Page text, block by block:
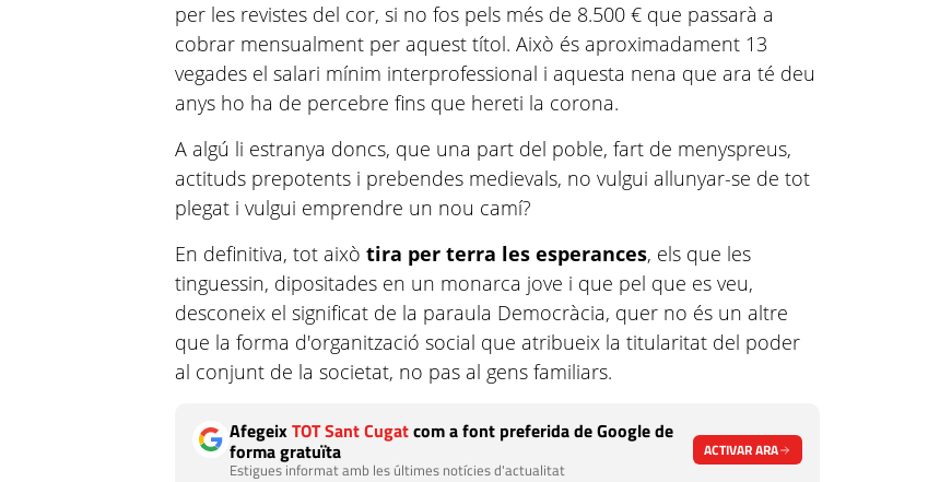
per les revistes del cor, si no fos pels més de 8.500 € que passarà a
cobrar mensualment per aquest títol. Això és aproximadament 13
vegades el salari mínim interprofessional i aquesta nena que ara té deu
anys ho ha de percebre fins que hereti la corona.
A algú li estranya doncs, que una part del poble, fart de menyspreus,
actituds prepotents i prebendes medievals, no vulgui allunyar-se de tot
plegat i vulgui emprendre un nou camí?
En definitiva, tot això tira per terra les esperances, els que les
tinguessin, dipositades en un monarca jove i que pel que es veu,
desconeix el significat de la paraula Democràcia, quer no és un altre
que la forma d'organització social que atribueix la titularitat del poder
al conjunt de la societat, no pas al gens familiars.
AfegeixTOT Sant Cugatcom a font preferida de Google de
forma gratuïta
Estigues informat amb les últimes notícies d'actualitat
ACTIVAR ARA